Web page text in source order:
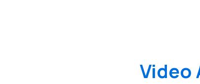
Video